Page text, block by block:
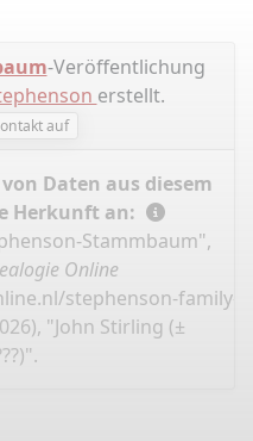
-Veröffentlichung
erstellt.
auf
Daten aus diesem
Herkunft an:
Stammbaum",
Online
stephenson-family-
"John Stirling (±